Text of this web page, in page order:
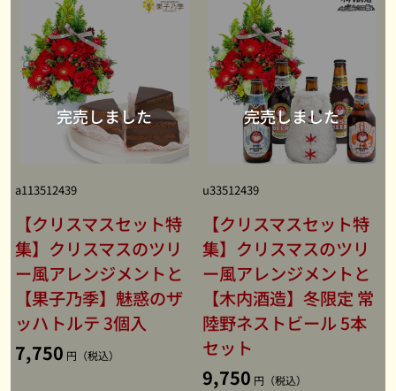
a113512439
【クリスマスセット特
集】クリスマスのツリ
ー風アレンジメントと
【果子乃季】魅惑のザ
ッハトルテ 3個入
7,750 円（税込）
u33512439
【クリスマスセット特
集】クリスマスのツリ
ー風アレンジメントと
【木内酒造】冬限定 常
陸野ネストビール 5本
セット
9,750 円（税込）